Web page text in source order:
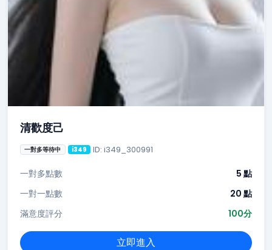
清歡度己
一對多等待中 i349 ID: i349_300991
一對多點數
5 點
一對一點數
20 點
滿意度評分
100分
立即進入